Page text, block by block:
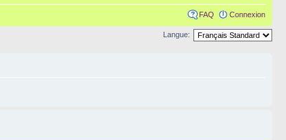
FAQ Connexion
Langue: